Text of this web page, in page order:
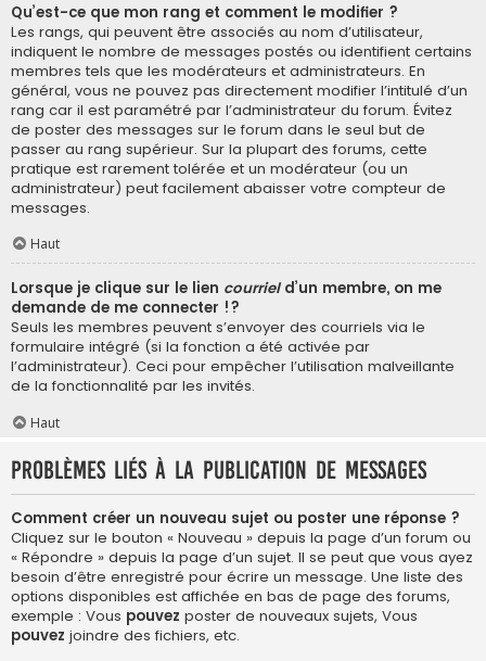
Qu’est-ce que mon rang et comment le modifier ?
Les rangs, qui peuvent être associés au nom d’utilisateur,
indiquent le nombre de messages postés ou identifient certains
membres tels que les modérateurs et administrateurs. En
général, vous ne pouvez pas directement modifier l’intitulé d’un
rang car il est paramétré par l’administrateur du forum. Évitez
de poster des messages sur le forum dans le seul but de
passer au rang supérieur. Sur la plupart des forums, cette
pratique est rarement tolérée et un modérateur (ou un
administrateur) peut facilement abaisser votre compteur de
messages.
Haut
Lorsque je clique sur le lien courrield’un membre, on me
demande de me connecter !?
Seuls les membres peuvent s’envoyer des courriels via le
formulaire intégré (si la fonction a été activée par
l’administrateur). Ceci pour empêcher l’utilisation malveillante
de la fonctionnalité par les invités.
Haut
Problèmes liés à la publication de messages
Comment créer un nouveau sujet ou poster une réponse ?
Cliquez sur le bouton « Nouveau » depuis la page d’un forum ou
« Répondre » depuis la page d’un sujet. Il se peut que vous ayez
besoin d’être enregistré pour écrire un message. Une liste des
options disponibles est affichée en bas de page des forums,
exemple : Vous pouvez poster de nouveaux sujets, Vous
pouvez joindre des fichiers, etc.